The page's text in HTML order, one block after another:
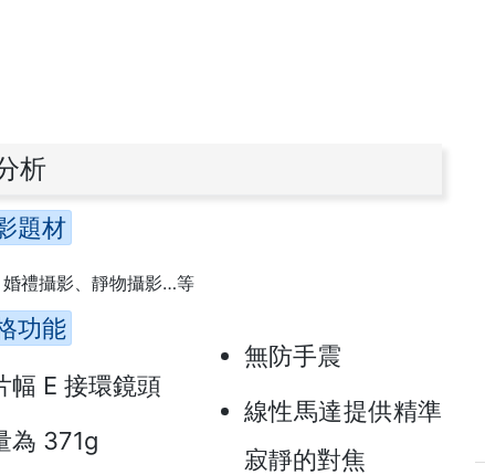
析
題材
婚禮攝影、靜物攝影…等
功能
幅 E 接環鏡頭
為 371g
無防手震
線性馬達提供精準
寂靜的對焦